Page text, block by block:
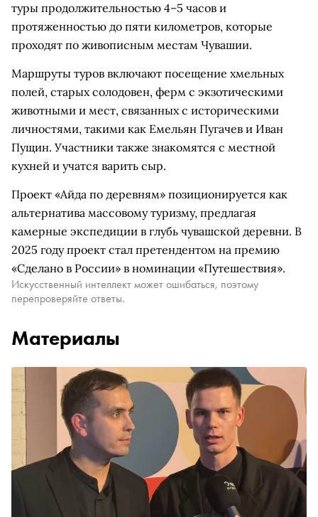
туры продолжительностью 4–5 часов и
протяженностью до пяти километров, которые
проходят по живописным местам Чувашии.
Маршруты туров включают посещение хмельных
полей, старых солодовен, ферм с экзотическими
животными и мест, связанных с историческими
личностями, такими как Емельян Пугачев и Иван
Пущин. Участники также знакомятся с местной
кухней и учатся варить сыр.
Проект «Айда по деревням» позиционируется как
альтернатива массовому туризму, предлагая
камерные экспедиции в глубь чувашской деревни. В
2025 году проект стал претендентом на премию
«Сделано в России» в номинации «Путешествия».
Искусственный интеллект может ошибаться, поэтому
перепроверяйте ответы.
Материалы